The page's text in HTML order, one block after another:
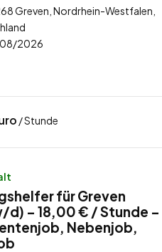
Greven, Nordrhein-Westfalen,
2026
/ Stunde
für Greven
d) – 18,00 € / Stunde –
Nebenjob,